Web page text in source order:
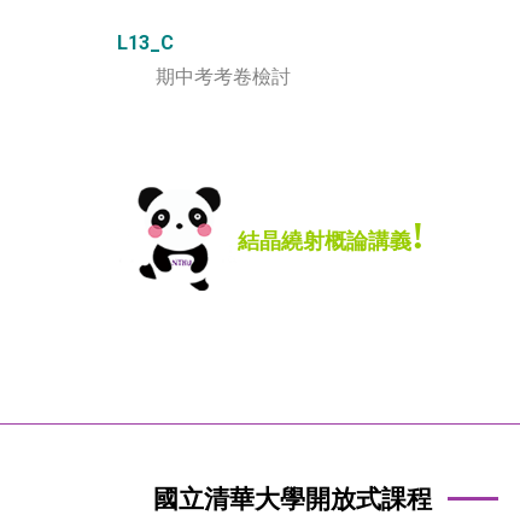
L13_C
期中考考卷檢討
結晶繞射概論講義!
國立清華大學開放式課程